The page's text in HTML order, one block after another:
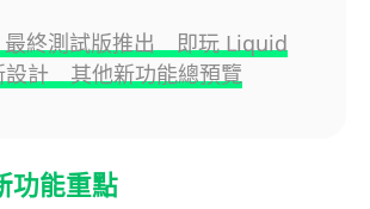
最終測試版推出 即玩 Liquid
設計 其他新功能總預覽
功能重點